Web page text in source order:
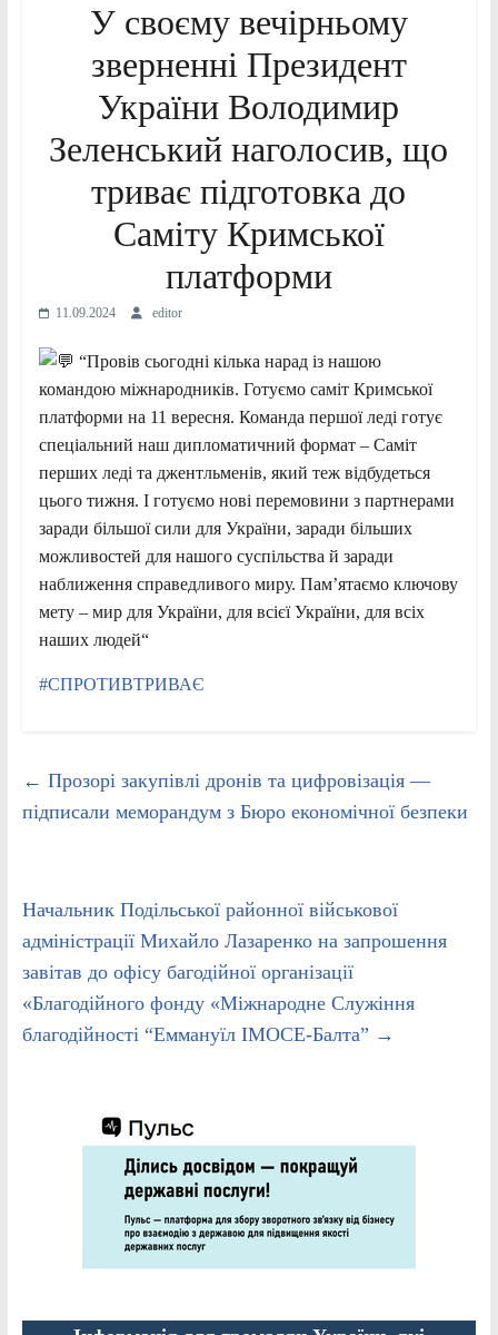
У своєму вечірньому
зверненні Президент
України Володимир
Зеленський наголосив, що
триває підготовка до
Саміту Кримської
платформи
11.09.2024 editor
“Провів сьогодні кілька нарад із нашою
командою міжнародників. Готуємо саміт Кримської
платформи на 11 вересня. Команда першої леді готує
спеціальний наш дипломатичний формат – Саміт
перших леді та джентльменів, який теж відбудеться
цього тижня. І готуємо нові перемовини з партнерами
заради більшої сили для України, заради більших
можливостей для нашого суспільства й заради
наближення справедливого миру. Пам’ятаємо ключову
мету – мир для України, для всієї України, для всіх
наших людей“
#СПРОТИВТРИВАЄ
← Прозорі закупівлі дронів та цифровізація —
підписали меморандум з Бюро економічної безпеки
Начальник Подільської районної військової
адміністрації Михайло Лазаренко на запрошення
завітав до офісу багодійної організації
«Благодійного фонду «Міжнародне Служіння
благодійності “Еммануїл ІМОСЕ-Балта” →